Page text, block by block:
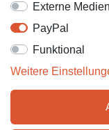
Externe Medien
PayPal
Funktional
Weitere